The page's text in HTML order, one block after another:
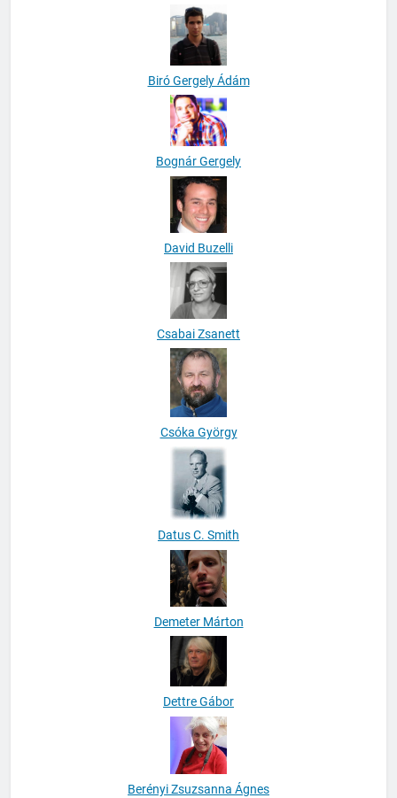
Biró Gergely Ádám
Bognár Gergely
David Buzelli
Csabai Zsanett
Csóka György
Datus C. Smith
Demeter Márton
Dettre Gábor
Berényi Zsuzsanna Ágnes